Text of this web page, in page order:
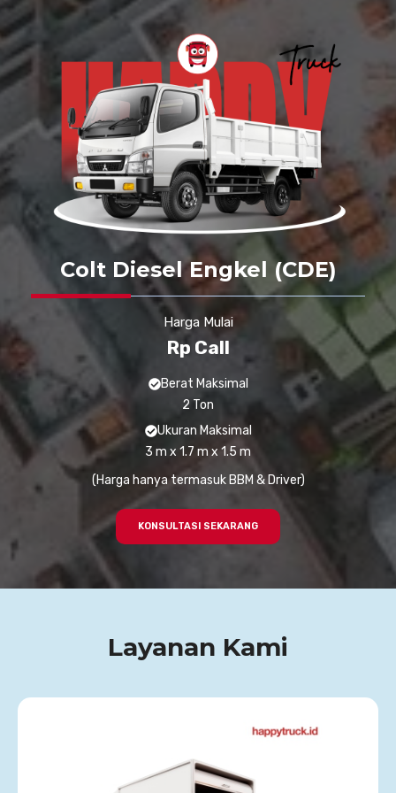
Colt Diesel Engkel (CDE)
Harga Mulai
Rp Call
Berat Maksimal
2 Ton
Ukuran Maksimal
3 m x 1.7 m x 1.5 m
(Harga hanya termasuk BBM & Driver)
KONSULTASI SEKARANG
Layanan Kami